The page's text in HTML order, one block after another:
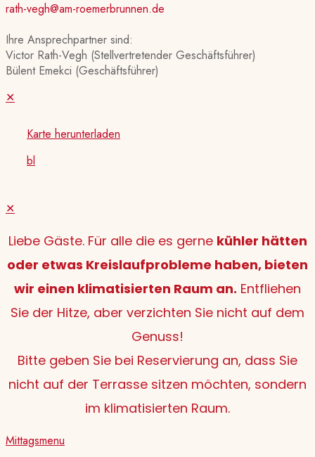
rath-vegh@am-roemerbrunnen.de
Ihre Ansprechpartner sind:
Victor Rath-Vegh (Stellvertretender Geschäftsführer)
Bülent Emekci (Geschäftsführer)
✕
Karte herunterladen
bl
✕
Liebe Gäste. Für alle die es gerne kühler hätten
oder etwas Kreislaufprobleme haben, bieten
wir einen klimatisierten Raum an. Entfliehen
Sie der Hitze, aber verzichten Sie nicht auf dem
Genuss!
Bitte geben Sie bei Reservierung an, dass Sie
nicht auf der Terrasse sitzen möchten, sondern
im klimatisierten Raum.
Mittagsmenu